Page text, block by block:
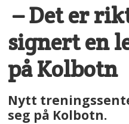
– Det er
signert en
på Kolbotn
Nytt
seg på Kolbotn.